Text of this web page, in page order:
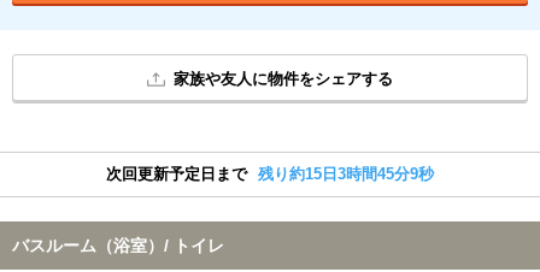
家族や友人に物件をシェアする
次回更新予定日まで 残り約15日3時間45分8秒
バスルーム（浴室）/ トイレ